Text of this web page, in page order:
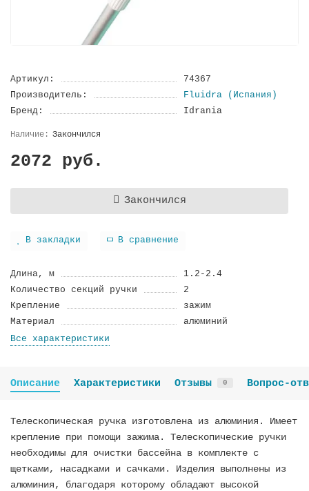
Артикул:
74367
Производитель:
Fluidra (Испания)
Бренд:
Idrania
Закончился
2072 руб.
Закончился
В закладки В сравнение
Длина, м
1.2-2.4
Количество секций ручки
2
Крепление
зажим
Материал
алюминий
Все характеристики
Описание Характеристики Отзывы 0 Вопрос-
Телескопическая ручка изготовлена из алюминия. Имеет
крепление при помощи зажима. Телескопические ручки
необходимы для очистки бассейна в комплекте с
щетками, насадками и сачками. Изделия выполнены из
алюминия, благодаря которому обладают высокой